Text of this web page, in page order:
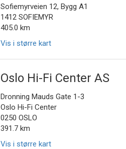
Sofiemyrveien 12, Bygg A1
1412 SOFIEMYR
405.0 km
Vis i større kart
Oslo Hi-Fi Center AS
Dronning Mauds Gate 1-3
Oslo Hi-Fi Center
0250 OSLO
391.7 km
Vis i større kart